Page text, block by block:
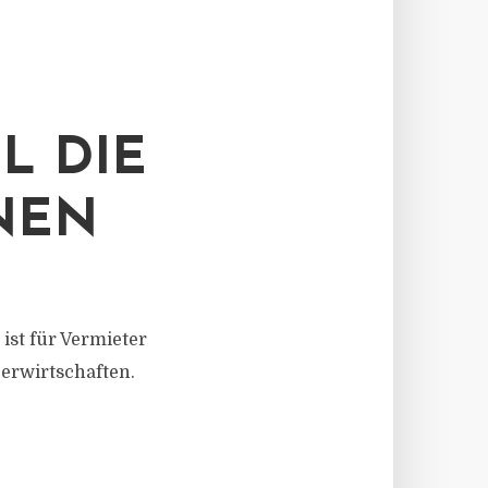
DIE
ist für Vermieter
erwirtschaften.